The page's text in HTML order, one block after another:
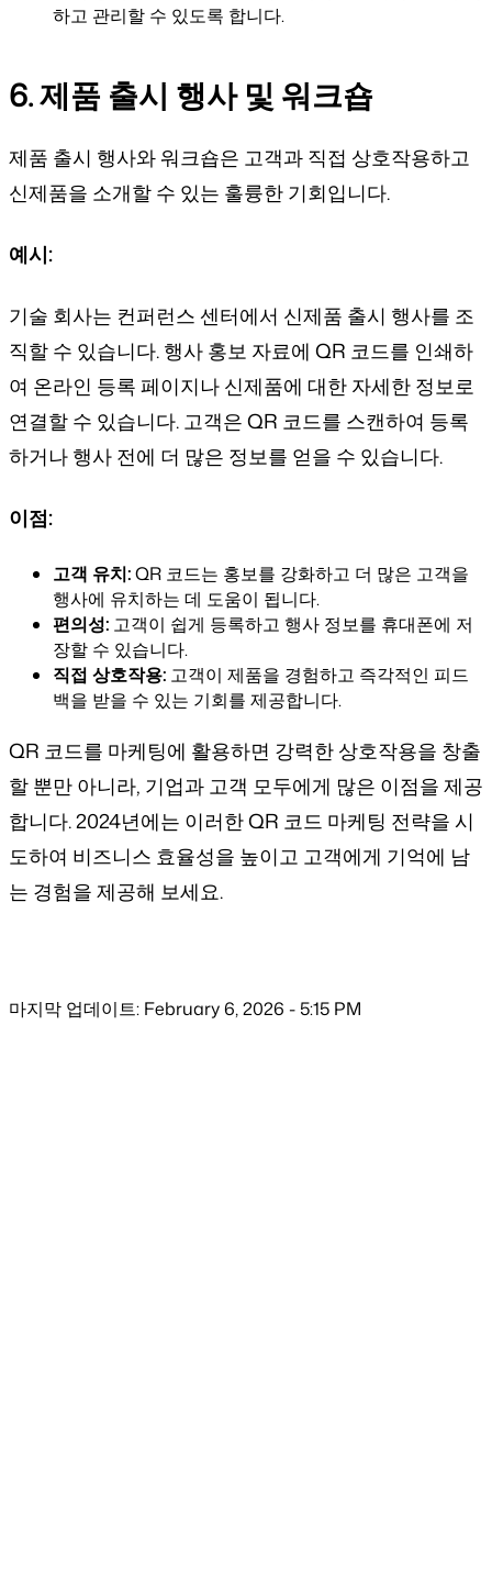
하고 관리할 수 있도록 합니다.
6. 제품 출시 행사 및 워크숍
제품 출시 행사와 워크숍은 고객과 직접 상호작용하고
신제품을 소개할 수 있는 훌륭한 기회입니다.
예시:
기술 회사는 컨퍼런스 센터에서 신제품 출시 행사를 조
직할 수 있습니다. 행사 홍보 자료에 QR 코드를 인쇄하
여 온라인 등록 페이지나 신제품에 대한 자세한 정보로
연결할 수 있습니다. 고객은 QR 코드를 스캔하여 등록
하거나 행사 전에 더 많은 정보를 얻을 수 있습니다.
이점:
고객 유치:QR 코드는 홍보를 강화하고 더 많은 고객을
행사에 유치하는 데 도움이 됩니다.
편의성: 고객이 쉽게 등록하고 행사 정보를 휴대폰에 저
장할 수 있습니다.
직접 상호작용: 고객이 제품을 경험하고 즉각적인 피드
백을 받을 수 있는 기회를 제공합니다.
QR 코드를 마케팅에 활용하면 강력한 상호작용을 창출
할 뿐만 아니라, 기업과 고객 모두에게 많은 이점을 제공
합니다. 2024년에는 이러한 QR 코드 마케팅 전략을 시
도하여 비즈니스 효율성을 높이고 고객에게 기억에 남
는 경험을 제공해 보세요.
마지막 업데이트: February 6, 2026 - 5:15 PM